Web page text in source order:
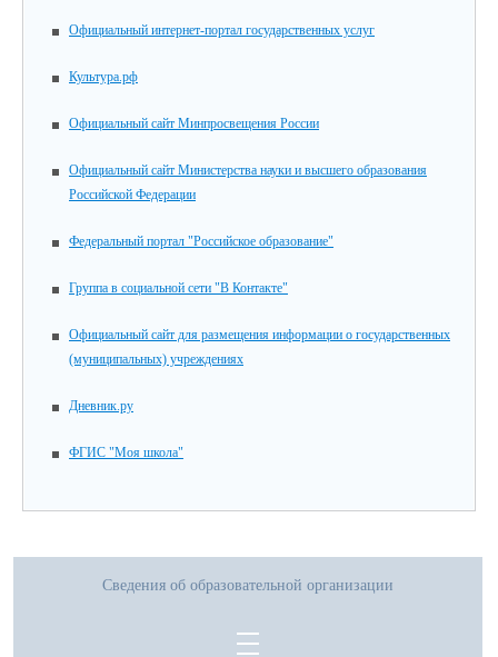
Официальный интернет-портал государственных услуг
Культура.рф
Официальный сайт Минпросвещения России
Официальный сайт Министерства науки и высшего образования
Российской Федерации
Федеральный портал "Российское образование"
Группа в социальной сети "В Контакте"
Официальный сайт для размещения информации о государственных
(муниципальных) учреждениях
Дневник.ру
ФГИС "Моя школа"
Сведения об образовательной организации